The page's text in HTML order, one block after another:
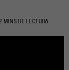
MINS DE LECTURA